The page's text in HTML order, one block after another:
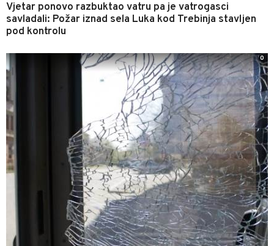
Vjetar ponovo razbuktao vatru pa je vatrogasci
savladali: Požar iznad sela Luka kod Trebinja stavljen
pod kontrolu
0